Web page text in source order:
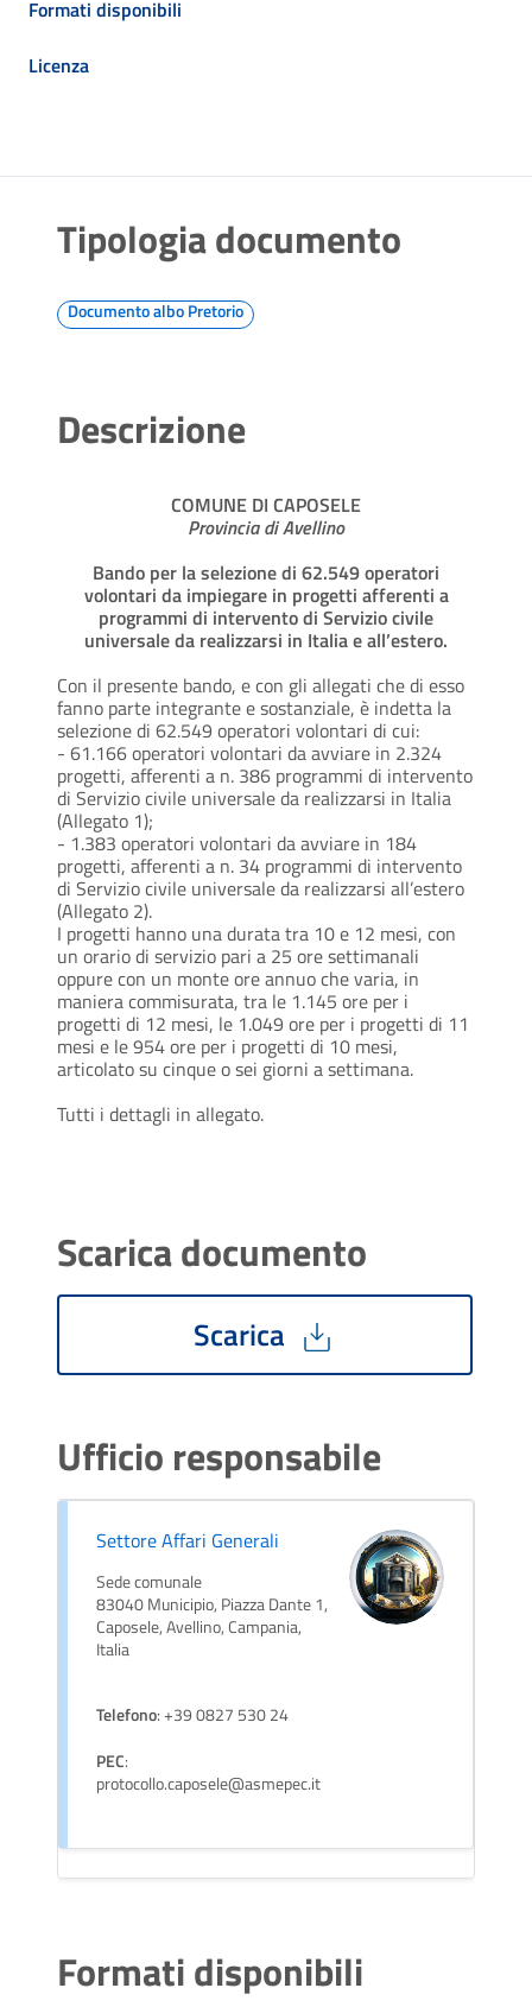
Formati disponibili
Licenza
Tipologia documento
Documento albo Pretorio
Descrizione
COMUNE DI CAPOSELE
Provincia di Avellino
Bando per la selezione di 62.549 operatori
volontari da impiegare in progetti afferenti a
programmi di intervento di Servizio civile
universale da realizzarsi in Italia e all’estero.
Con il presente bando, e con gli allegati che di esso
fanno parte integrante e sostanziale, è indetta la
selezione di 62.549 operatori volontari di cui:
- 61.166 operatori volontari da avviare in 2.324
progetti, afferenti a n. 386 programmi di intervento
di Servizio civile universale da realizzarsi in Italia
(Allegato 1);
- 1.383 operatori volontari da avviare in 184
progetti, afferenti a n. 34 programmi di intervento
di Servizio civile universale da realizzarsi all’estero
(Allegato 2).
I progetti hanno una durata tra 10 e 12 mesi, con
un orario di servizio pari a 25 ore settimanali
oppure con un monte ore annuo che varia, in
maniera commisurata, tra le 1.145 ore per i
progetti di 12 mesi, le 1.049 ore per i progetti di 11
mesi e le 954 ore per i progetti di 10 mesi,
articolato su cinque o sei giorni a settimana.
Tutti i dettagli in allegato.
Scarica documento
Scarica
Ufficio responsabile
Settore Affari Generali
Sede comunale
83040 Municipio, Piazza Dante 1,
Caposele, Avellino, Campania,
Italia
Telefono: +39 0827 530 24
PEC:
protocollo.caposele@asmepec.it
Formati disponibili